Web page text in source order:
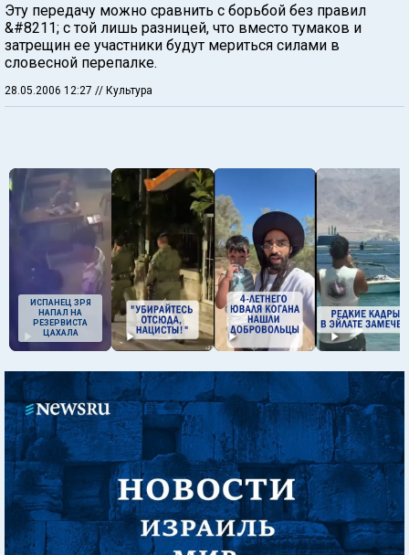
Эту передачу можно сравнить с борьбой без правил
&#8211; с той лишь разницей, что вместо тумаков и
затрещин ее участники будут мериться силами в
словесной перепалке.
28.05.2006 12:27 // Культура
ИСПАНЕЦ ЗРЯ
НАПАЛ НА
РЕЗЕРВИСТА
ЦАХАЛА